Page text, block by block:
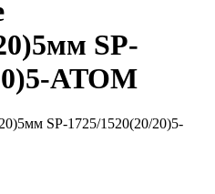
SP-
ATOM
SP-1725/1520(20/20)5-